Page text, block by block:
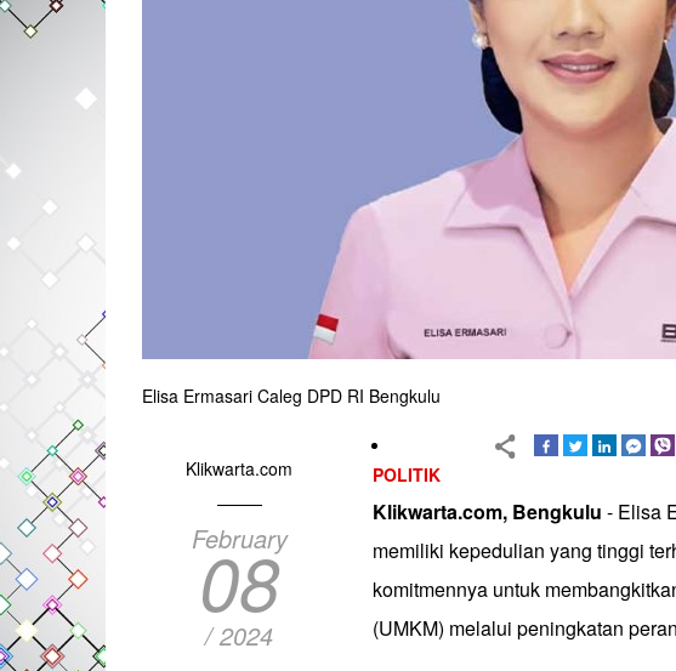
Elisa Ermasari Caleg DPD RI Bengkulu
Klikwarta.com
February
08
/ 2024
POLITIK
Klikwarta.com, Bengkulu - Elisa
memiliki kepedulian yang tinggi
komitmennya untuk
(UMKM) melalui peningkatan